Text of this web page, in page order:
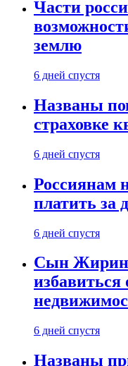
Части
землю
6 дней спустя
Названы
страховке
6 дней спустя
Россиянам
платить за
6 дней спустя
Сын
избавиться
6 дней спустя
Названы